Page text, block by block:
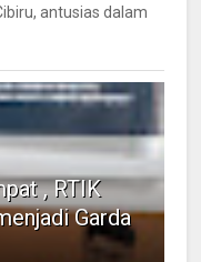
antusias dalam
, RTIK
Garda